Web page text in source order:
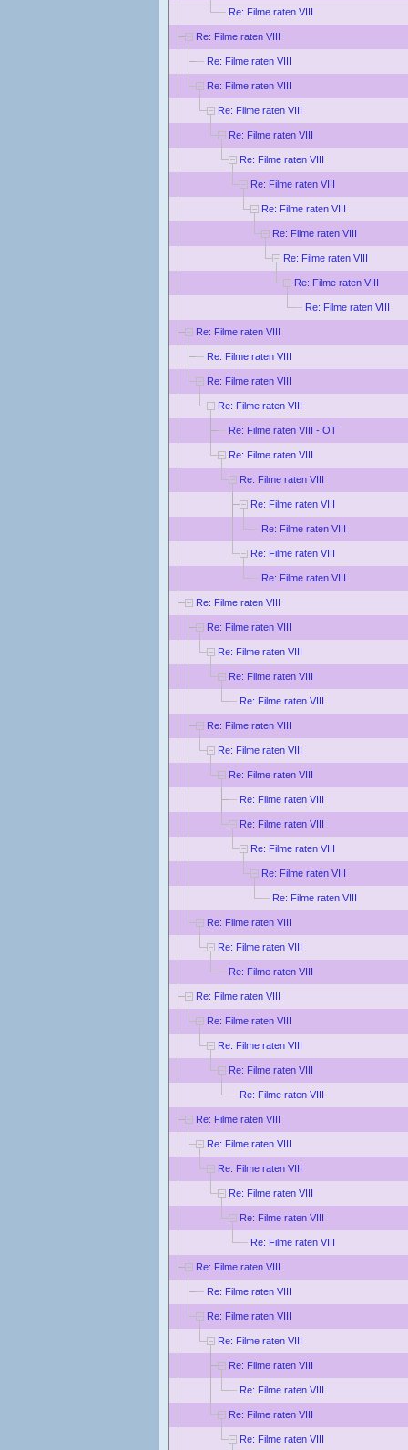
Re: Filme raten VIII
Re: Filme raten VIII
Re: Filme raten VIII
Re: Filme raten VIII
Re: Filme raten VIII
Re: Filme raten VIII
Re: Filme raten VIII
Re: Filme raten VIII
Re: Filme raten VIII
Re: Filme raten VIII
Re: Filme raten VIII
Re: Filme raten VIII
Re: Filme raten VIII
Re: Filme raten VIII
Re: Filme raten VIII
Re: Filme raten VIII
Re: Filme raten VIII
Re: Filme raten VIII - OT
Re: Filme raten VIII
Re: Filme raten VIII
Re: Filme raten VIII
Re: Filme raten VIII
Re: Filme raten VIII
Re: Filme raten VIII
Re: Filme raten VIII
Re: Filme raten VIII
Re: Filme raten VIII
Re: Filme raten VIII
Re: Filme raten VIII
Re: Filme raten VIII
Re: Filme raten VIII
Re: Filme raten VIII
Re: Filme raten VIII
Re: Filme raten VIII
Re: Filme raten VIII
Re: Filme raten VIII
Re: Filme raten VIII
Re: Filme raten VIII
Re: Filme raten VIII
Re: Filme raten VIII
Re: Filme raten VIII
Re: Filme raten VIII
Re: Filme raten VIII
Re: Filme raten VIII
Re: Filme raten VIII
Re: Filme raten VIII
Re: Filme raten VIII
Re: Filme raten VIII
Re: Filme raten VIII
Re: Filme raten VIII
Re: Filme raten VIII
Re: Filme raten VIII
Re: Filme raten VIII
Re: Filme raten VIII
Re: Filme raten VIII
Re: Filme raten VIII
Re: Filme raten VIII
Re: Filme raten VIII
Re: Filme raten VIII